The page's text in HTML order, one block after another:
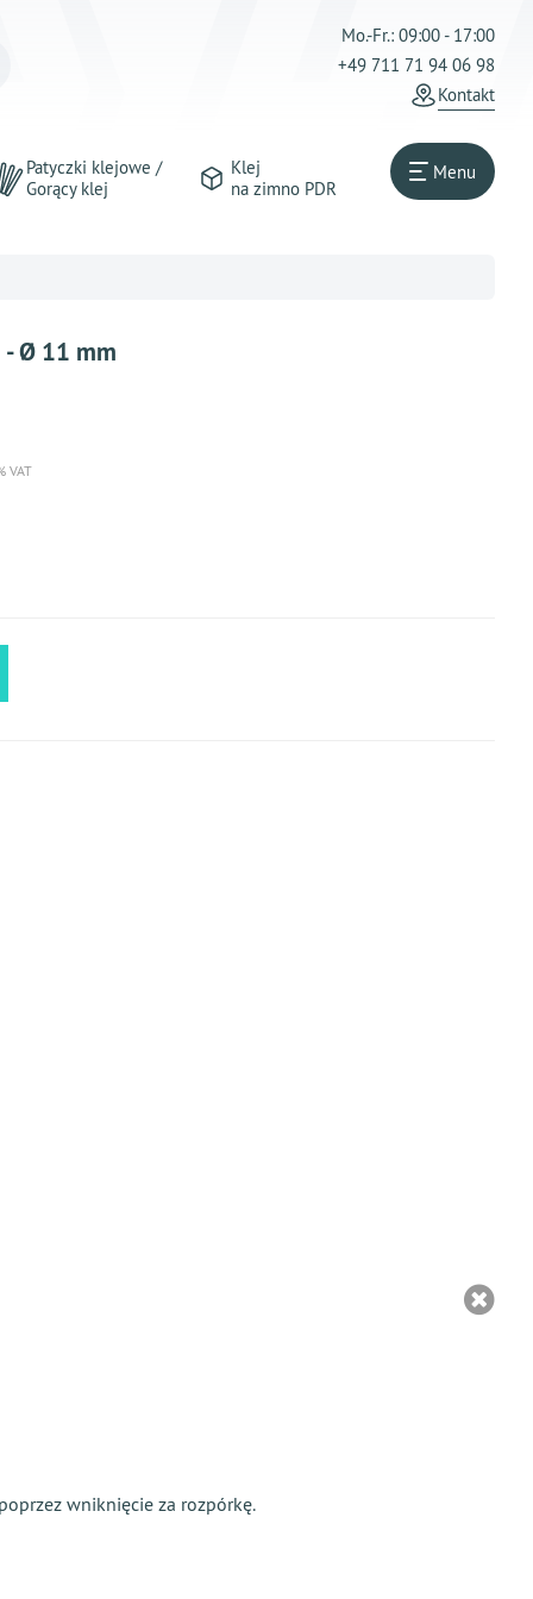
Mo.-Fr.: 09:00 - 17:00
+49 711 71 94 06 98
Kontakt
Patyczki klejowe /
Gorący klej
Klej
na zimno PDR
Menu
- Ø 11 mm
VAT
wniknięcie za rozpórkę.